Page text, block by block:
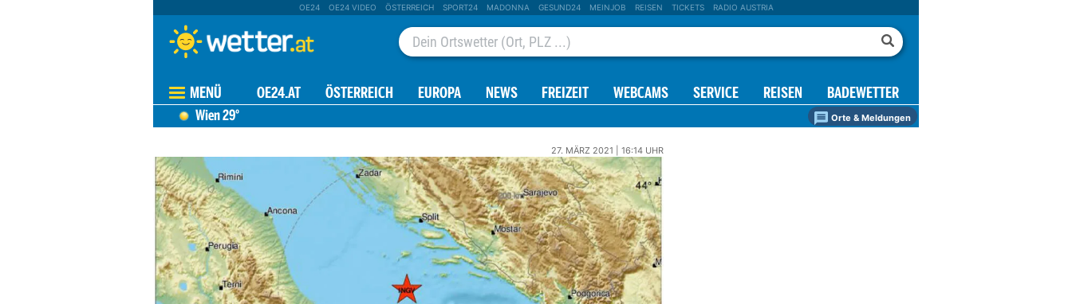
OE24 OE24 VIDEO ÖSTERREICH SPORT24 MADONNA GESUND24 MEINJOB REISEN TICKETS RADIO AUSTRIA
MENÜ OE24.AT ÖSTERREICH EUROPA NEWS FREIZEIT WEBCAMS SERVICE REISEN BADEWETTER
Wien29° Orte & Meldungen
27. MÄRZ 2021 | 16:14 UHR